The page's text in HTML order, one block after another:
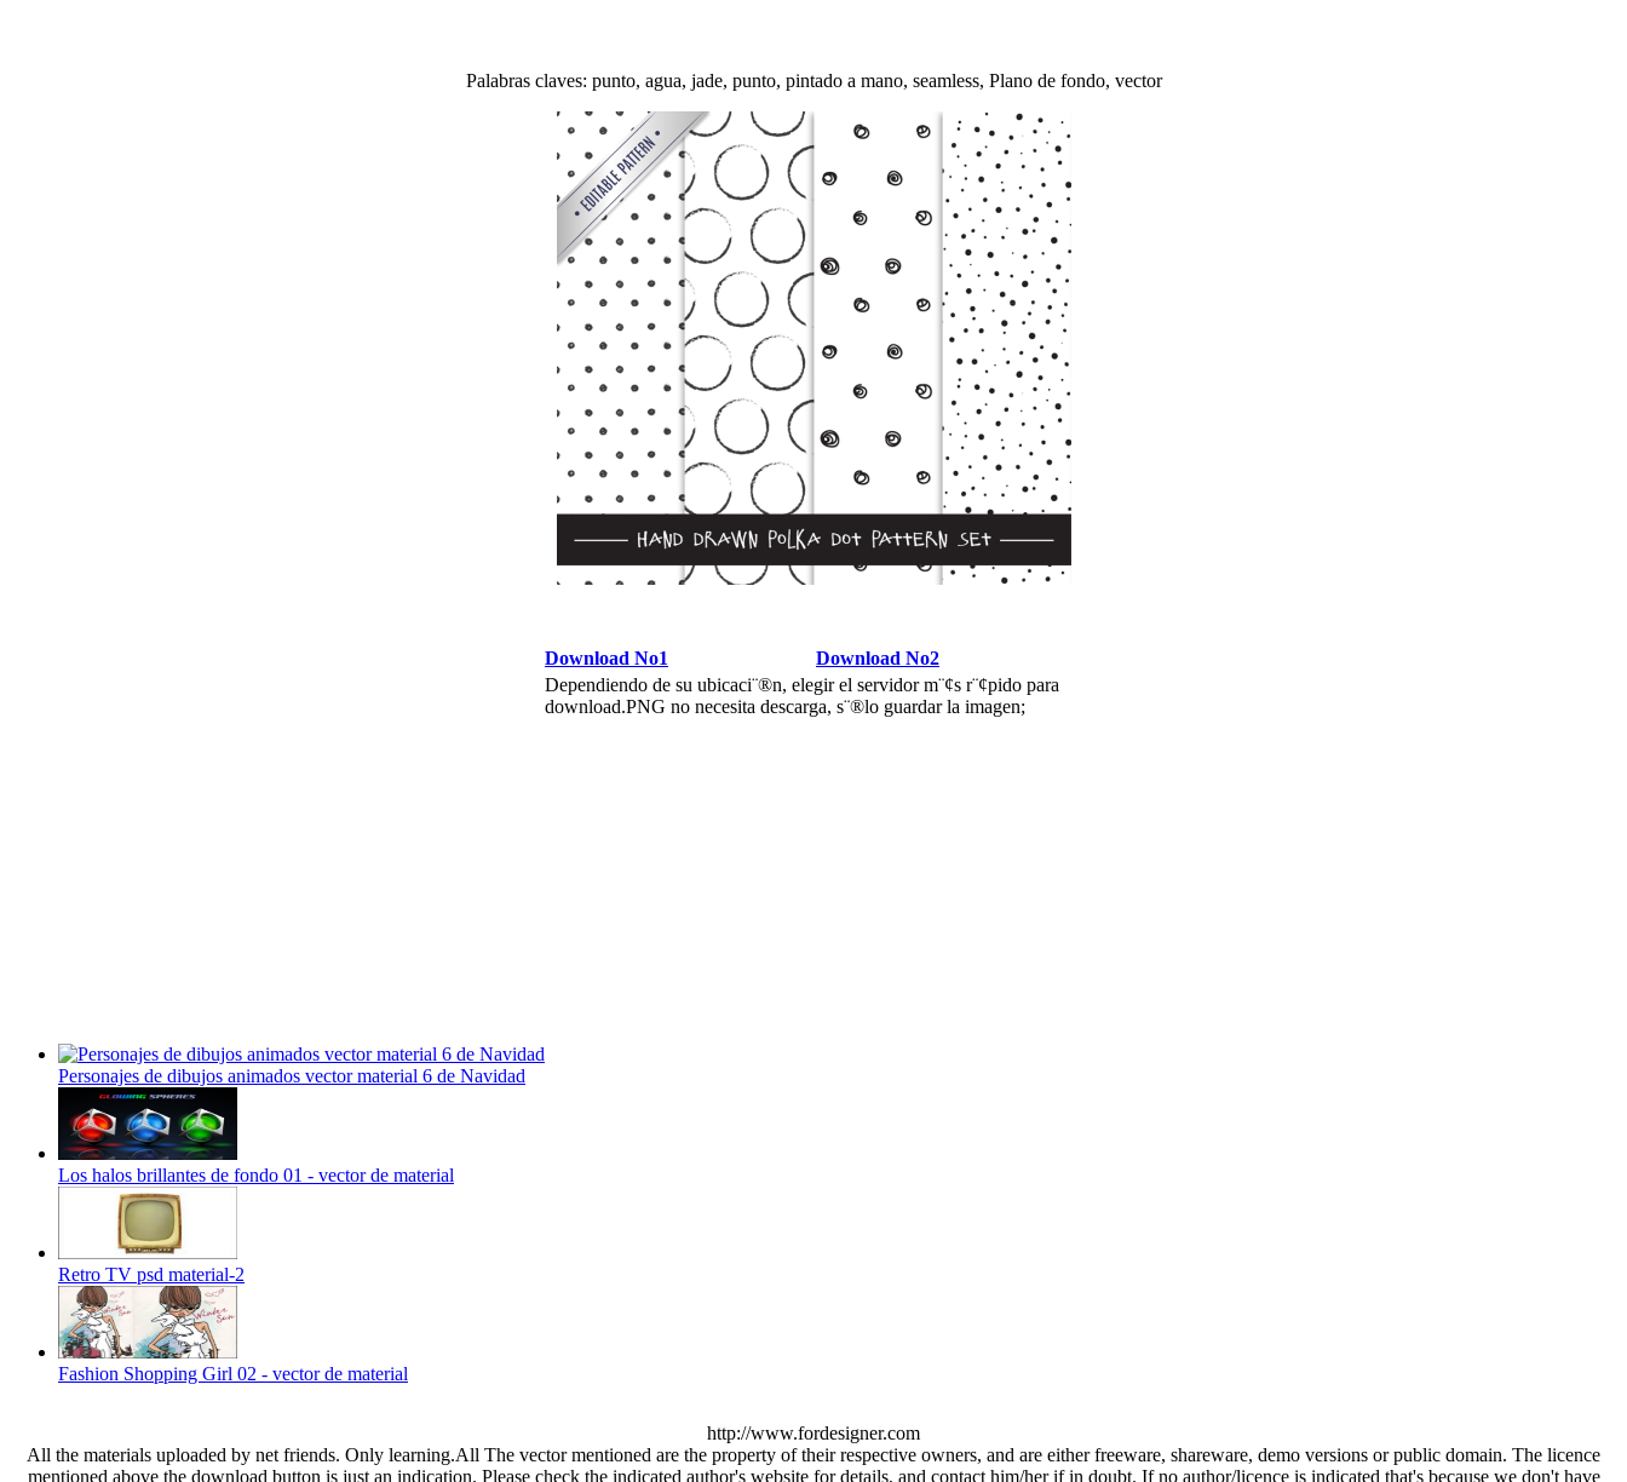
Palabras claves: punto, agua, jade, punto, pintado a mano, seamless, Plano de fondo, vector
Download No1
Download No2
Dependiendo de su ubicaci¨®n, elegir el servidor m¨¢s r¨¢pido para
download.PNG no necesita descarga, s¨®lo guardar la imagen;
Personajes de dibujos animados vector material 6 de Navidad
Los halos brillantes de fondo 01 - vector de material
Retro TV psd material-2
Fashion Shopping Girl 02 - vector de material
http://www.fordesigner.com
All the materials uploaded by net friends. Only learning.All The vector mentioned are the property of their respective owners, and are either freeware, shareware, demo versions or public domain. The licence
mentioned above the download button is just an indication. Please check the indicated author's website for details, and contact him/her if in doubt. If no author/licence is indicated that's because we don't have